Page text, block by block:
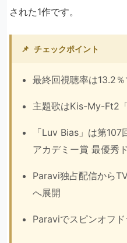
された1作です。
📌 チェックポイント
最終回視聴率は13.2
主題歌はKis-My-Ft2
「Luv Bias」は第
アカデミー賞 最優秀
Paravi独占配信から
へ展開
Paraviでスピンオフ